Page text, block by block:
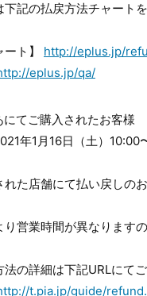
記の払戻方法チャート
ート】 http://eplus.jp/
eplus.jp/qa/
てご購入されたお客様
年1月16日（土）10:00
れた店舗にて払い戻しの
り営業時間が異なります
の詳細は下記URLにてご
t.pia.jp/guide/